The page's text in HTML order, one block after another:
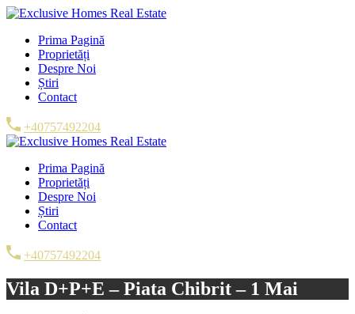
Prima Pagină
Proprietăți
Despre Noi
Știri
Contact
+40757492204
Prima Pagină
Proprietăți
Despre Noi
Știri
Contact
+40757492204
Vila D+P+E – Piata Chibrit – 1 Mai